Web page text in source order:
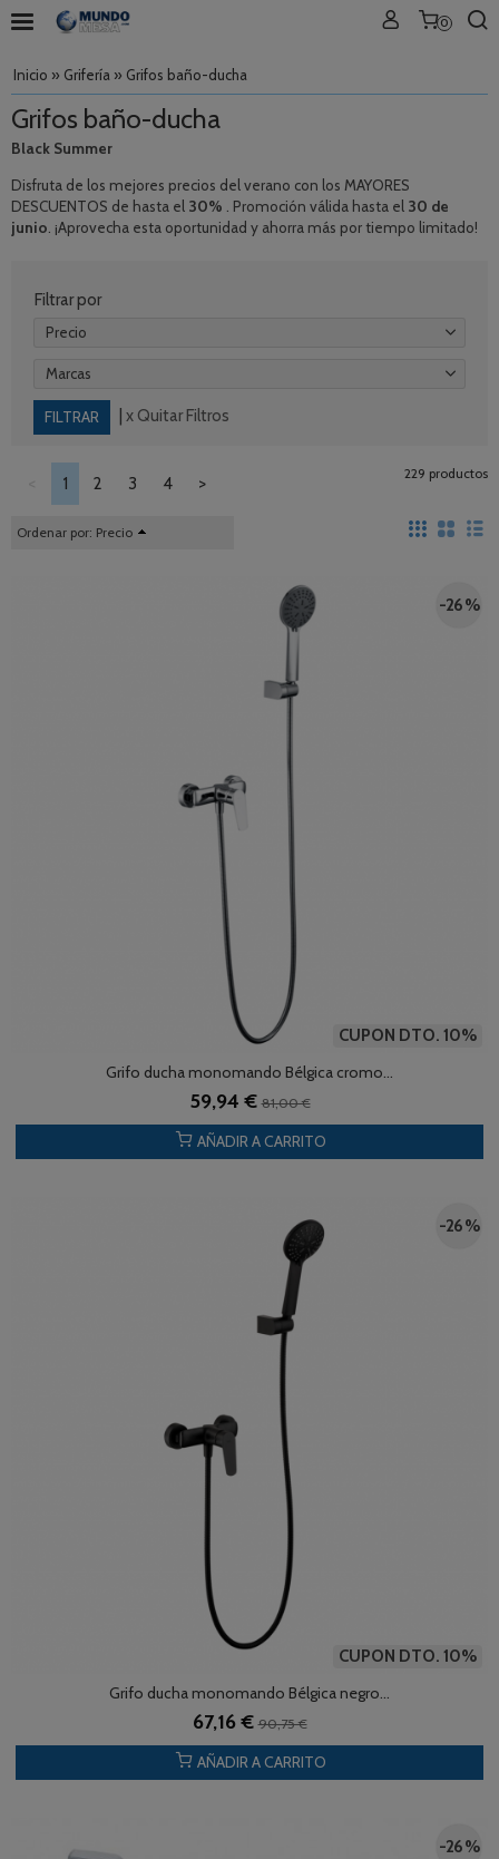
0
Inicio » Grifería » Grifos baño-ducha
Grifos baño-ducha
Black Summer
Disfruta de los mejores precios del verano con los MAYORES
DESCUENTOS de hasta el 30% . Promoción válida hasta el 30 de
junio . ¡Aprovecha esta oportunidad y ahorra más por tiempo limitado!
Filtrar por
Precio
Marcas
x Quitar Filtros
1 2 3 4 >
229 productos
Ordenar por: Precio
CUPON DTO. 10%
-26 %
Grifo ducha monomando Bélgica cromo...
59,94 €81,00 €
AÑADIR A CARRITO
CUPON DTO. 10%
-26 %
Grifo ducha monomando Bélgica negro...
67,16 €90,75 €
AÑADIR A CARRITO
-26 %